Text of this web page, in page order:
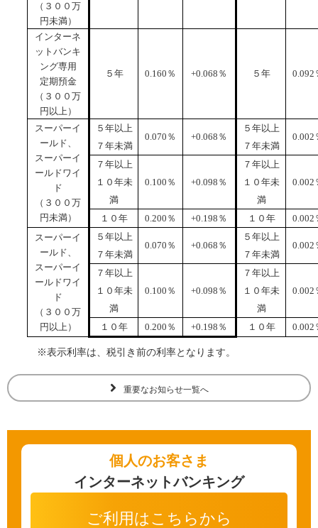
当金庫について
店舗・ATM
採用情報
検索
お問い合わせ
（３００万
円未満）
インターネ
ットバンキ
ング専用
定期預金
（３００万
円以上）
５年 0.160 ％ +0.068 ％ ５年 0.092
スーパーイ
ールド、
スーパーイ
ールドワイ
ド
（３００万
円未満）
５年以上
７年未満
0.070 ％ +0.068 ％
５年以上
７年未満
0.002
７年以上
１０年未
満
0.100 ％ +0.098 ％
７年以上
１０年未
満
0.002
１０年 0.200 ％ +0.198 ％ １０年 0.002
スーパーイ
ールド、
スーパーイ
ールドワイ
ド
（３００万
円以上）
５年以上
７年未満
0.070 ％ +0.068 ％
５年以上
７年未満
0.002
７年以上
１０年未
満
0.100 ％ +0.098 ％
７年以上
１０年未
満
0.002
１０年 0.200 ％ +0.198 ％ １０年 0.002
※表示利率は、税引き前の利率となります。
重要なお知らせ一覧へ
個人のお客さま
インターネットバンキング
ご利用はこちらから